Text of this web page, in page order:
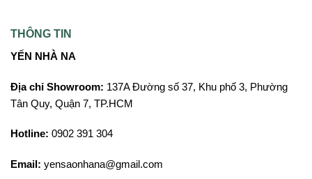
THÔNG TIN
YẾN NHÀ NA
Địa chỉ Showroom: 137A Đường số 37, Khu phố 3, Phường
Tân Quy, Quận 7, TP.HCM
Hotline: 0902 391 304
Email: yensaonhana@gmail.com